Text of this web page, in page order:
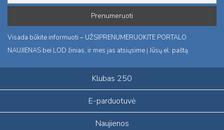
Visada būkite informuoti – UŽSIPRENUMERUOKITE PORTALO
NAUJIENAS bei LOD žinias, ir mes jas atsiųsime į Jūsų el. paštą.
Klubas 250
E-parduotuvė
Naujienos